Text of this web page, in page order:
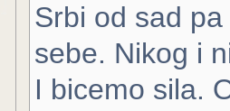
Srbi od sad
sebe. Nikog i
I bicemo sila.